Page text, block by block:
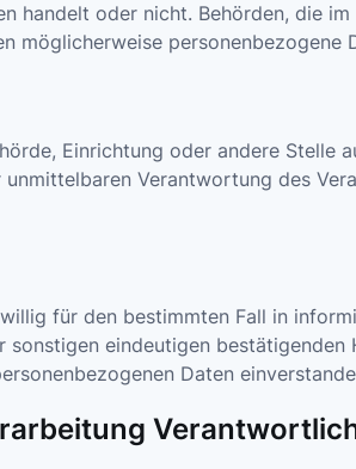
handelt oder nicht. Behörden, die
möglicherweise personenbezogene
Einrichtung oder andere Stelle
Verantwortung des
für den bestimmten Fall in
sonstigen eindeutigen
Daten